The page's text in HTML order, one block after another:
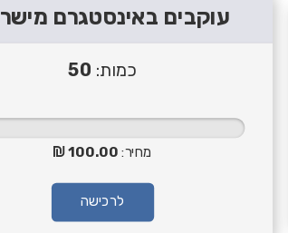
עוקבים באינסטגרם
כמות: 50
מחיר: 100.00
לרכישה